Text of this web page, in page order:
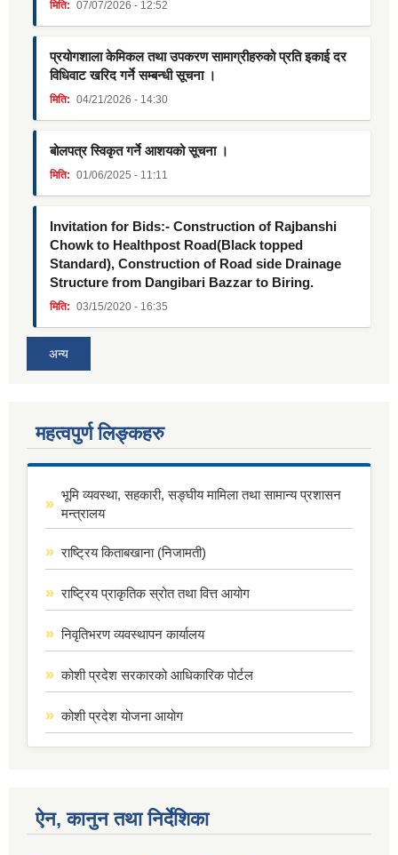
मिति: 07/07/2026 - 12:52
प्रयोगशाला केमिकल तथा उपकरण सामाग्रीहरुको प्रति इकाई दर
विधिवाट खरिद गर्ने सम्बन्धी सूचना ।
मिति: 04/21/2026 - 14:30
बोलपत्र स्विकृत गर्ने आशयको सूचना ।
मिति: 01/06/2025 - 11:11
Invitation for Bids:- Construction of Rajbanshi
Chowk to Healthpost Road(Black topped
Standard), Construction of Road side Drainage
Structure from Dangibari Bazzar to Biring.
मिति: 03/15/2020 - 16:35
अन्य
महत्वपुर्ण लिङ्कहरु
भूमि व्यवस्था, सहकारी, सङ्घीय मामिला तथा सामान्य प्रशासन
मन्त्रालय
राष्ट्रिय किताबखाना (निजामती)
राष्ट्रिय प्राकृतिक स्रोत तथा वित्त आयोग
निवृतिभरण व्यवस्थापन कार्यालय
कोशी प्रदेश सरकारको आधिकारिक पोर्टल
कोशी प्रदेश योजना आयोग
ऐन, कानुन तथा निर्देशिका